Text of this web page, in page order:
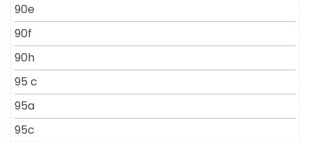
90e
90f
90h
95 c
95a
95c